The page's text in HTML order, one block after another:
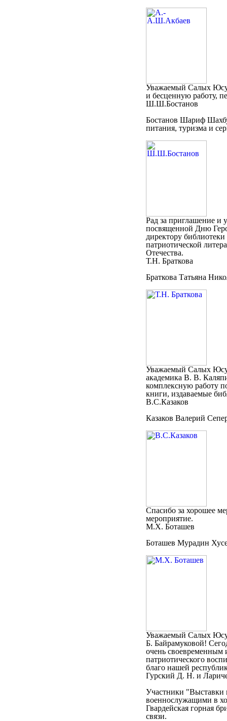
Уважаемый Салых
и бесценную работу,
Ш.Ш.Бостанов
Бостанов Шариф
питания, туризма и
Рад за приглашение и
посвященной Дню
директору
патриотической
Отечества.
Т.Н. Браткова
Браткова Татьяна
Уважаемый Салых
академика В. В.
комплексную работу
книги, издаваемые
В.С.Казаков
Казаков Валерий
Спасибо за хорошее
мероприятие.
М.Х. Боташев
Боташев Мурадин
Уважаемый Салых
Б. Байрамуковой!
очень своевременным
патриотического
благо нашей
Гурский Д. Н. и
Участники "Выставки
военнослужащими в
Гвардейская горная
связи.